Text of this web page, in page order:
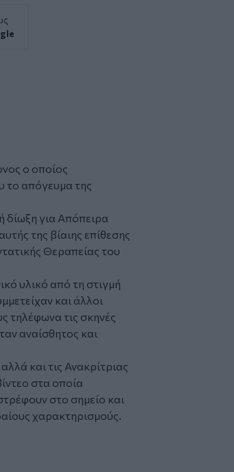
ο οποίος
το απόγευμα της
δίωξη για Απόπειρα
της βίαιης επίθεσης
Θεραπείας του
υλικό από τη στιγμή
και άλλοι
τηλέφωνα τις σκηνές
αναίσθητος και
και τις Ανακρίτριας
στα οποία
στο σημείο και
χαρακτηρισμούς.